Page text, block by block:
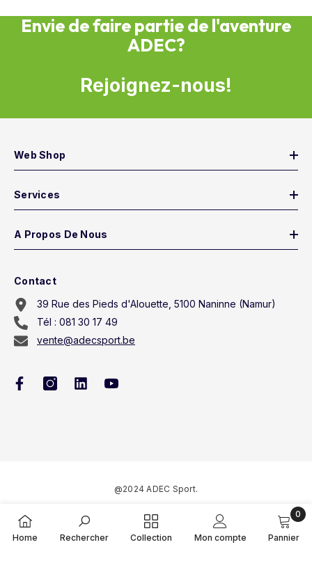
Envie de faire partie de l'aventure
ADEC?
Rejoignez-nous!
Web Shop
Services
A Propos De Nous
Contact
39 Rue des Pieds d'Alouette, 5100 Naninne (Namur)
Tél : 081 30 17 49
vente@adecsport.be
@2024 ADEC Sport.
Méthodes
de
Home Rechercher Collection Mon compte Pannier
0